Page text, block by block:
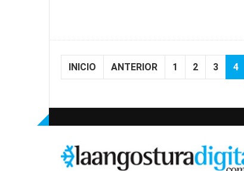
INICIO ANTERIOR 1 2 3 4